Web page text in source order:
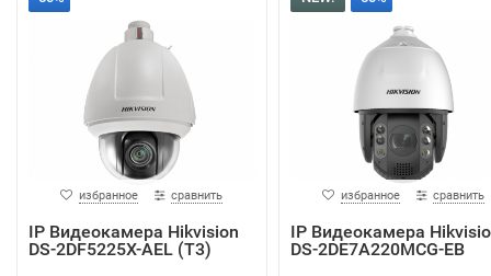
избранное сравнить
IP Видеокамера Hikvision
DS-2DF5225X-AEL (T3)
избранное сравнить
IP Видеокамера
DS-2DE7A220MCG-EB